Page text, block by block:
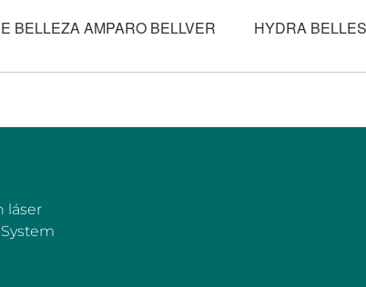
BELLEZA AMPARO BELLVER HYDRA
láser